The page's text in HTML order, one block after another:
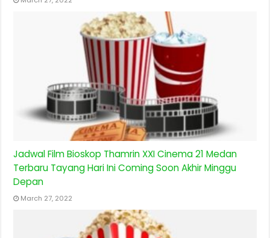
Jadwal Film Bioskop Thamrin XXI Cinema 21 Medan
Terbaru Tayang Hari Ini Coming Soon Akhir Minggu
Depan
March 27, 2022